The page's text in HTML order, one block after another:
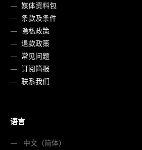
媒体资料包
条款及条件
隐私政策
退款政策
常见问题
订阅简报
联系我们
语言
中文（简体）